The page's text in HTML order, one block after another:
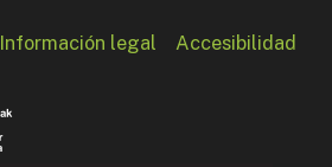
Información legal Accesibilidad